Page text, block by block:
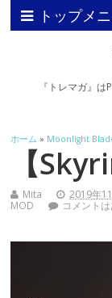
トップメ
『トレマガ』
ホーム » Moonlight
【
Mita 2019年
MOD
コメント